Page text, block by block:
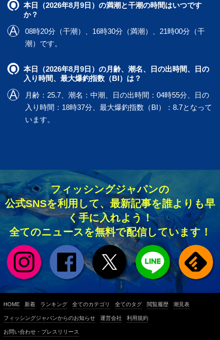
本日（2026年8月9日）の満潮と干潮の時間はいつです
か？
08時20分（干潮）、16時30分（満潮）、21時00分（干
潮）です。
本日（2026年8月9日）の月齢、潮名、日の出時間、日の
入り時間、最大爆釣指数（BI）は？
月齢：25.7、潮名：中潮、日の出時間：04時55分、日の
入り時間：18時37分、最大爆釣指数（BI）：8.7となって
います。
フィッシングジャパンの
公式SNSを利用して、最新記事を誰よりも早
く手に入れよう！
全てのニュースを無料で配信しています！
HOME 新着 ランキング 全てのカテゴリ 全てのタグ 閲覧履歴 潮見表
フィッシングジャパンからのお知らせ 運営会社 利用規約
お問い合わせ・プレスリリース